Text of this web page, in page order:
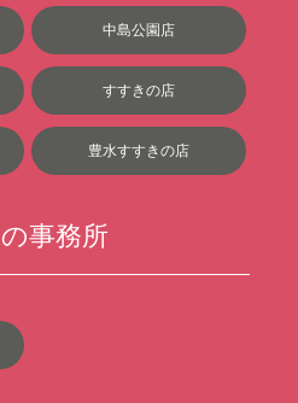
中島公園店
すすきの店
豊水すすきの店
事務所